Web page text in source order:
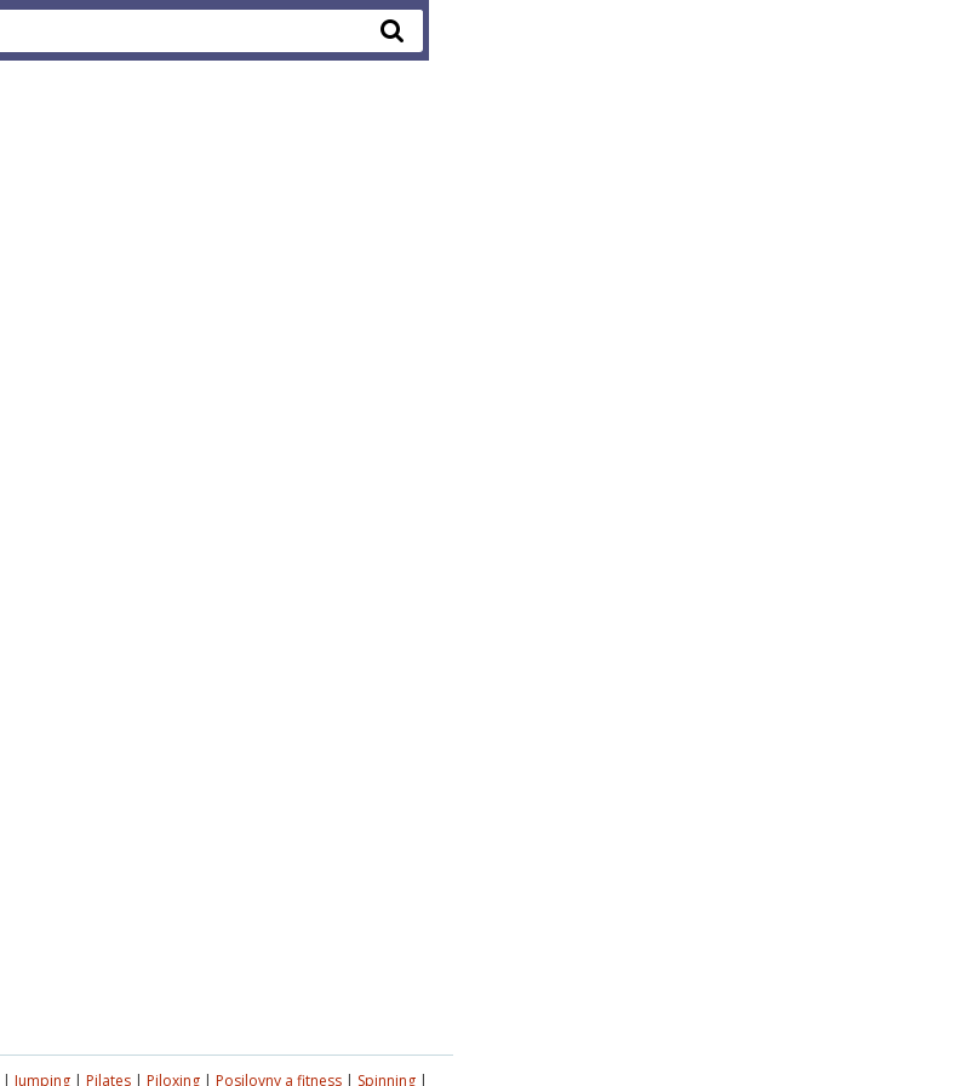
| Jumping | Pilates | Piloxing | Posilovny a fitness | Spinning |